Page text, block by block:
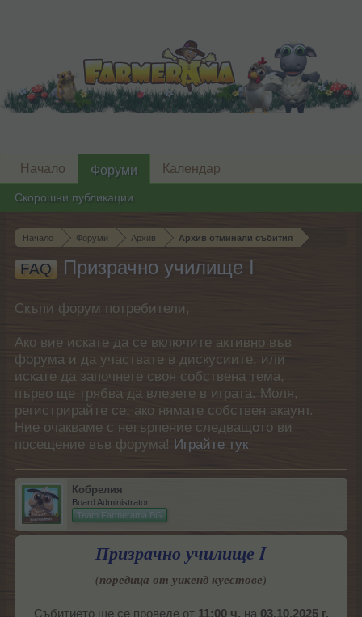
Начало Форуми Архив Архив отминали събития
FAQ Призрачно училище I
Скъпи форум потребители,
Ако вие искате да се включите активно във
форума и да участвате в дискусиите, или
искате да започнете своя собствена тема,
първо ще трябва да влезете в играта. Моля,
регистрирайте се, ако нямате собствен акаунт.
Ние очакваме с нетърпение следващото ви
посещение във форума! Играйте тук
Кобрелия
Board Administrator
Team Farmerama BG
Призрачно училище I
(поредица от уикенд куестове)
Събитието ще се проведе от 11:00 ч. на 03.10.2025 г.
Начало Форуми
Скорошни публикации
Календар